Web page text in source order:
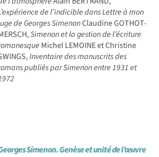
de l’indicible dans Lettre à mon
de Georges SimenonClaudine GOTHOT-
Simenon et la gestion de l’écriture
Michel LEMOINE et Christine
Inventaire des manuscrits des
publiés par Simenon entre 1931 et
Simenon. Genèse et unité de l’œuvre